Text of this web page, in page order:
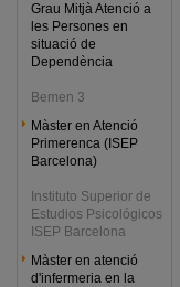
Grau Mitjà Atenció a
les Persones en
situació de
Dependència
Bemen 3
Màster en Atenció
Primerenca (ISEP
Barcelona)
Instituto Superior de
Estudios Psicológicos
ISEP Barcelona
Màster en atenció
d'infermeria en la